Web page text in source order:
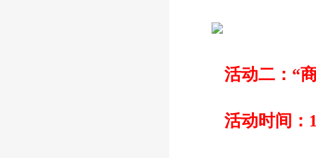
活动二：“商
活动时间：